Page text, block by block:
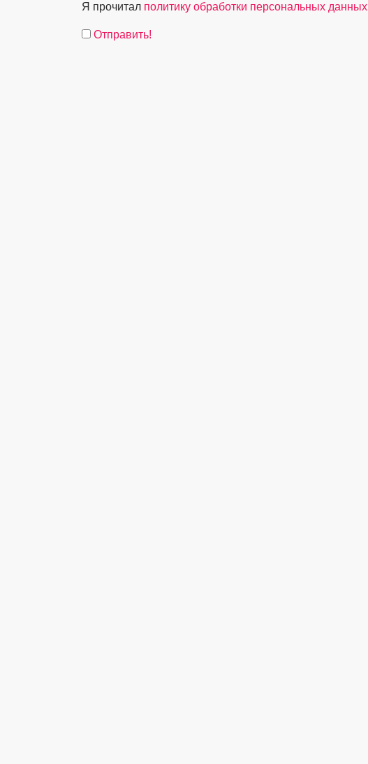
Я прочитал политику обработки персональных данных
Отправить!